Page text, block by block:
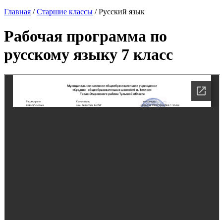
Главная /Старшие классы /Русский язык
Рабочая программа по
русскому языку 7 класс